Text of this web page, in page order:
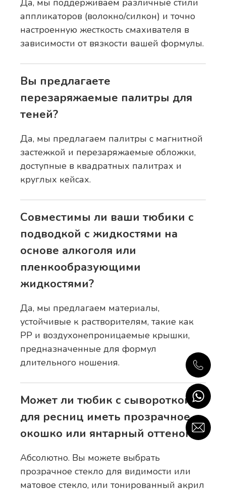
Да, мы поддерживаем различные стили
аппликаторов (волокно/силкон) и точно
настроенную жесткость смахивателя в
зависимости от вязкости вашей формулы.
Вы предлагаете
перезаряжаемые палитры для
теней?
Да, мы предлагаем палитры с магнитной
застежкой и перезаряжаемые обложки,
доступные в квадратных палитрах и
круглых кейсах.
Совместимы ли ваши тюбики с
подводкой с жидкостями на
основе алкоголя или
пленкообразующими
жидкостями?
Да, мы предлагаем материалы,
устойчивые к растворителям, такие как
PP и воздухонепроницаемые крышки,
предназначенные для формул
длительного ношения.
Может ли тюбик с сывороткой
для ресниц иметь прозрачное
окошко или янтарный оттенок?
Абсолютно. Вы можете выбрать
прозрачное стекло для видимости или
матовое стекло, или тонированный акрил